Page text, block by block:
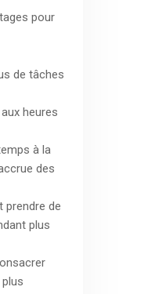
pour
de tâches
heures
à la
des
prendre de
plus